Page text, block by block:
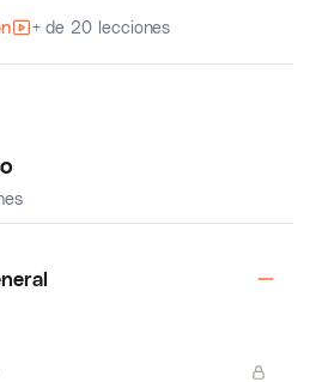
+ de 20 lecciones